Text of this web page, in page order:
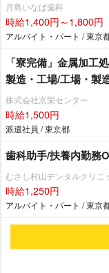
月島いなば歯科
時給1,400円～1,800円
アルバイト・パート / 東京
「寮完備」金属加工
製造・工場/工場・製
株式会社京栄センター
時給1,500円
派遣社員 / 東京都
歯科助手/扶養内勤務
むさし村山デンタルクリニ
時給1,250円
アルバイト・パート / 東京